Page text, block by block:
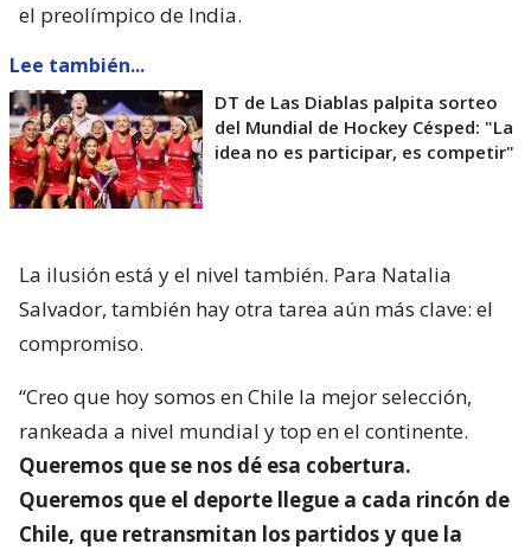
el preolímpico de India.
Lee también...
DT de Las Diablas palpita sorteo
del Mundial de Hockey Césped: "La
idea no es participar, es competir"
La ilusión está y el nivel también. Para Natalia
Salvador, también hay otra tarea aún más clave: el
compromiso.
“Creo que hoy somos en Chile la mejor selección,
rankeada a nivel mundial y top en el continente.
Queremos que se nos dé esa cobertura.
Queremos que el deporte llegue a cada rincón de
Chile, que retransmitan los partidos y que la